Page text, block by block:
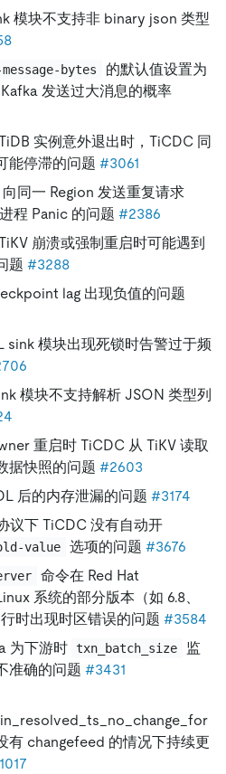
模块不支持非 binary json 类型
message-bytes 的默认值设置为
Kafka 发送过大消息的概率
实例意外退出时，TiCDC 同
能停滞的问题 #3061
同一 Region 发送重复请求
程 Panic 的问题 #2386
崩溃或强制重启时可能遇到
题 #3288
lag 出现负值的问题
sink 模块出现死锁时告警过于频
模块不支持解析 JSON 类型列
重启时 TiCDC 从 TiKV 读取
据快照的问题 #2603
后的内存泄漏的问题 #3174
议下 TiCDC 没有自动开
value 选项的问题 #3676
命令在 Red Hat
系统的部分版本（如 6.8、
时出现时区错误的问题 #3584
为下游时 txn_batch_size
监
准确的问题 #3431
有 changefeed 的情况下持续更